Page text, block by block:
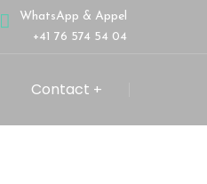
WhatsApp & Appel
+41 76 574 54 04
Contact